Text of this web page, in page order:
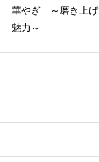
華やぎ ～磨き上げ
魅力～